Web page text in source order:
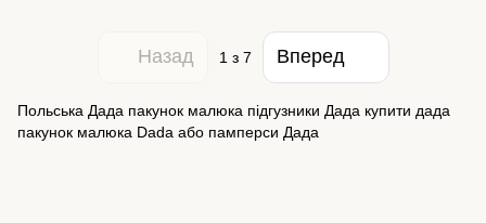
Назад 1 з 7 Вперед
Польська Дада пакунок малюка підгузники Дада купити дада
пакунок малюка Dada або памперси Дада